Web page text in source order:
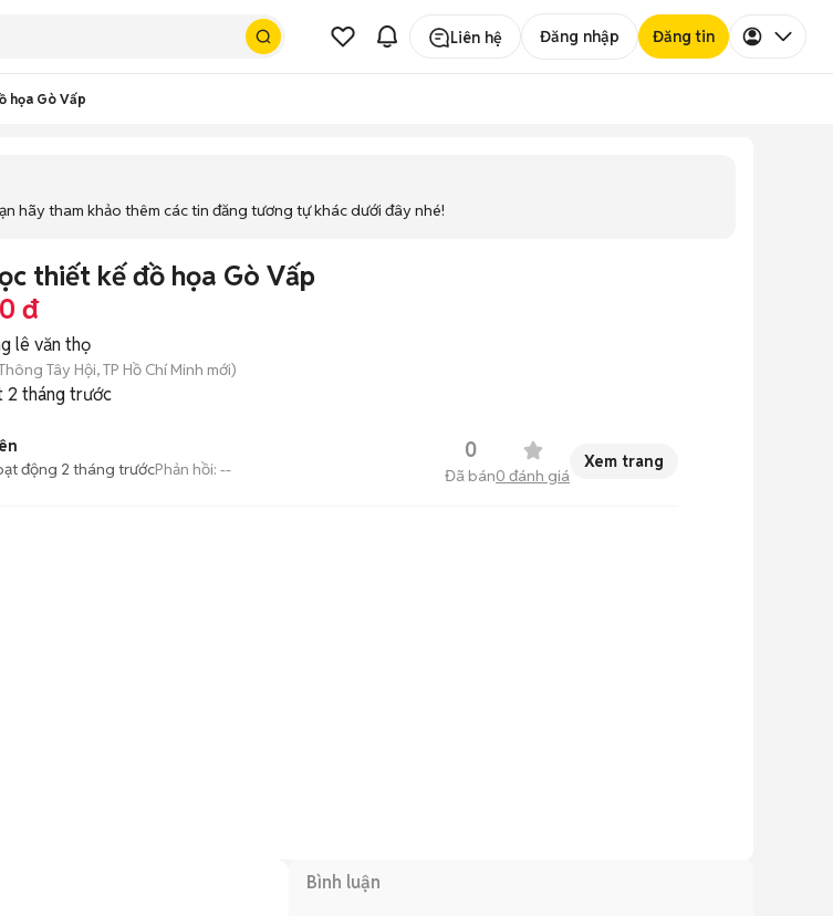
Liên hệ Đăng nhập Đăng tin
họa Gò Vấp
hãy tham khảo thêm các tin đăng tương tự khác dưới đây nhé!
thiết kế đồ họa Gò Vấp
đ
lê văn thọ
Tây Hội, TP Hồ Chí Minh mới)
2 tháng trước
động 2 tháng trướcPhản hồi: --
0
Đã bán0 đánh giá
Xem trang
Bình luận